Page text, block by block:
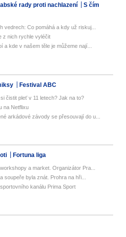
rady proti nachlazení
S čím
Co pomáhá a kdy už riskuj...
z nich rychle vyléčit
a kde v našem těle je můžeme nají...
Festival ABC
čistit pleť v 11 letech? Jak na to?
na Netflixu
arkádové závody se přesouvají do u...
Fortuna liga
a market. Organizátor Pra...
soupeře byla znát. Prohra na hři...
kanálu Prima Sport